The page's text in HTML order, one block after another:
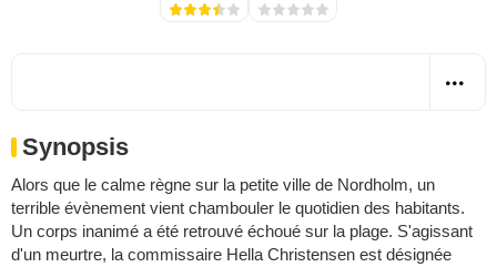
Synopsis
Alors que le calme règne sur la petite ville de Nordholm, un
terrible évènement vient chambouler le quotidien des habitants.
Un corps inanimé a été retrouvé échoué sur la plage. S'agissant
d'un meurtre, la commissaire Hella Christensen est désignée